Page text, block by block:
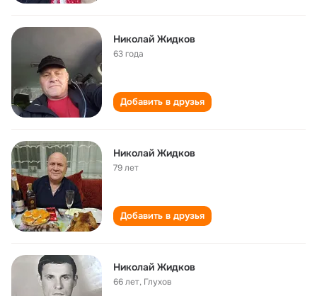
Николай Жидков
63 года
Добавить в друзья
Николай Жидков
79 лет
Добавить в друзья
Николай Жидков
66 лет, Глухов